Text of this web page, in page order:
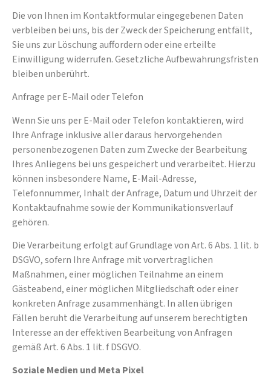
Die von Ihnen im Kontaktformular eingegebenen Daten
verbleiben bei uns, bis der Zweck der Speicherung entfällt,
Sie uns zur Löschung auffordern oder eine erteilte
Einwilligung widerrufen. Gesetzliche Aufbewahrungsfristen
bleiben unberührt.
Anfrage per E-Mail oder Telefon
Wenn Sie uns per E-Mail oder Telefon kontaktieren, wird
Ihre Anfrage inklusive aller daraus hervorgehenden
personenbezogenen Daten zum Zwecke der Bearbeitung
Ihres Anliegens bei uns gespeichert und verarbeitet. Hierzu
können insbesondere Name, E-Mail-Adresse,
Telefonnummer, Inhalt der Anfrage, Datum und Uhrzeit der
Kontaktaufnahme sowie der Kommunikationsverlauf
gehören.
Die Verarbeitung erfolgt auf Grundlage von Art. 6 Abs. 1 lit. b
DSGVO, sofern Ihre Anfrage mit vorvertraglichen
Maßnahmen, einer möglichen Teilnahme an einem
Gästeabend, einer möglichen Mitgliedschaft oder einer
konkreten Anfrage zusammenhängt. In allen übrigen
Fällen beruht die Verarbeitung auf unserem berechtigten
Interesse an der effektiven Bearbeitung von Anfragen
gemäß Art. 6 Abs. 1 lit. f DSGVO.
Soziale Medien und Meta Pixel